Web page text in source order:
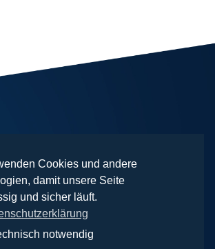
nach §15 VersVermV
/ herunterladen)
Cookies und andere
damit unsere Seite
und sicher läuft.
notwendignotwendig